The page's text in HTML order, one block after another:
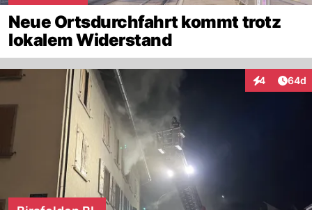
Neue Ortsdurchfahrt kommt trotz
lokalem Widerstand
4
Interaktionen
64d